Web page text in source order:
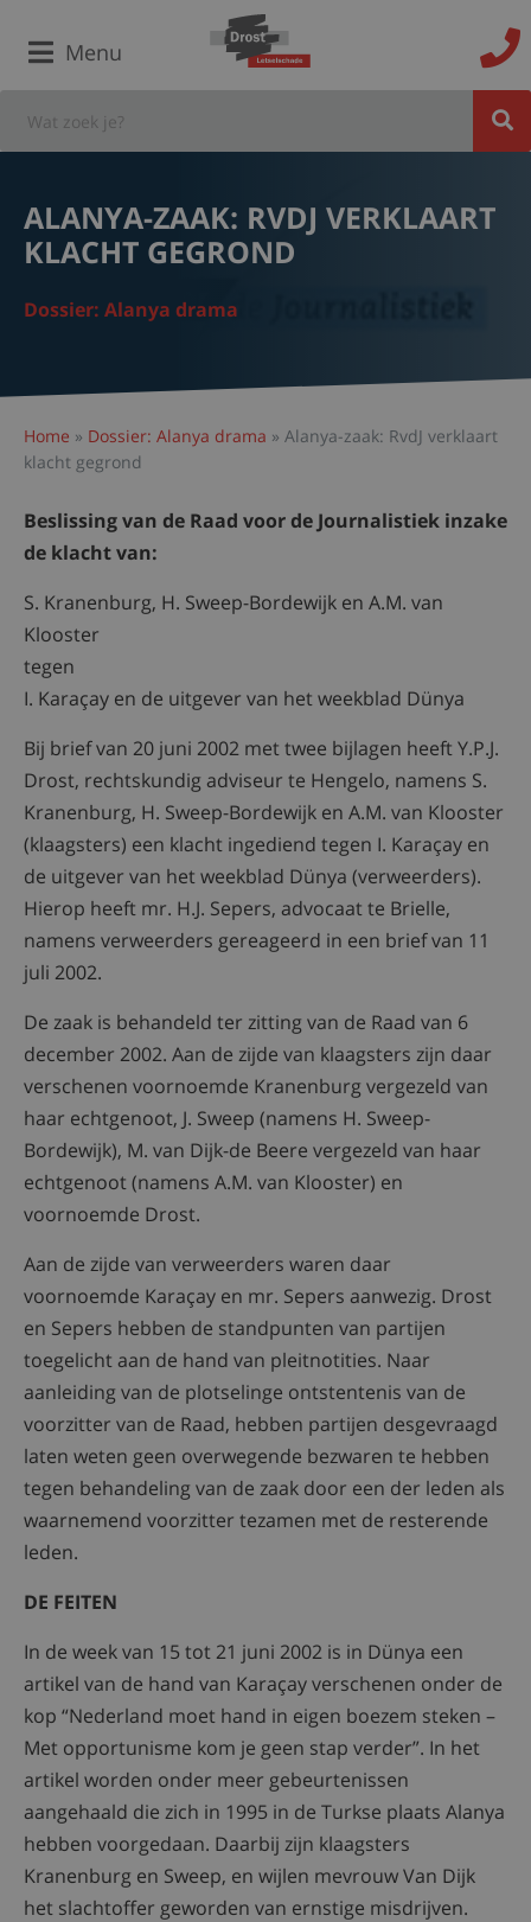
Menu
ALANYA-ZAAK: RVDJ VERKLAART
KLACHT GEGROND
Dossier: Alanya drama
Home » Dossier: Alanya drama » Alanya-zaak: RvdJ verklaart
klacht gegrond
Beslissing van de Raad voor de Journalistiek inzake
de klacht van:
S. Kranenburg, H. Sweep-Bordewijk en A.M. van
Klooster
tegen
I. Karaçay en de uitgever van het weekblad Dünya
Bij brief van 20 juni 2002 met twee bijlagen heeft Y.P.J.
Drost, rechtskundig adviseur te Hengelo, namens S.
Kranenburg, H. Sweep-Bordewijk en A.M. van Klooster
(klaagsters) een klacht ingediend tegen I. Karaçay en
de uitgever van het weekblad Dünya (verweerders).
Hierop heeft mr. H.J. Sepers, advocaat te Brielle,
namens verweerders gereageerd in een brief van 11
juli 2002.
De zaak is behandeld ter zitting van de Raad van 6
december 2002. Aan de zijde van klaagsters zijn daar
verschenen voornoemde Kranenburg vergezeld van
haar echtgenoot, J. Sweep (namens H. Sweep-
Bordewijk), M. van Dijk-de Beere vergezeld van haar
echtgenoot (namens A.M. van Klooster) en
voornoemde Drost.
Aan de zijde van verweerders waren daar
voornoemde Karaçay en mr. Sepers aanwezig. Drost
en Sepers hebben de standpunten van partijen
toegelicht aan de hand van pleitnotities. Naar
aanleiding van de plotselinge ontstentenis van de
voorzitter van de Raad, hebben partijen desgevraagd
laten weten geen overwegende bezwaren te hebben
tegen behandeling van de zaak door een der leden als
waarnemend voorzitter tezamen met de resterende
leden.
DE FEITEN
In de week van 15 tot 21 juni 2002 is in Dünya een
artikel van de hand van Karaçay verschenen onder de
kop “Nederland moet hand in eigen boezem steken –
Met opportunisme kom je geen stap verder”. In het
artikel worden onder meer gebeurtenissen
aangehaald die zich in 1995 in de Turkse plaats Alanya
hebben voorgedaan. Daarbij zijn klaagsters
Kranenburg en Sweep, en wijlen mevrouw Van Dijk
het slachtoffer geworden van ernstige misdrijven.